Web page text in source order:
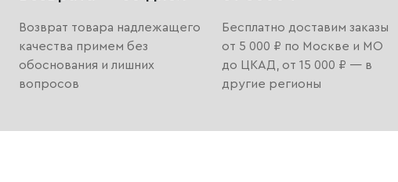
Возврат товара надлежащего
качества примем без
обоснования и лишних
вопросов
Бесплатно доставим заказы
от 5 000 ₽ по Москве и МО
до ЦКАД, от 15 000 ₽ — в
другие регионы